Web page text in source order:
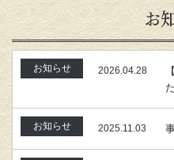
お
お知らせ 2026.04.28
お知らせ 2025.11.03